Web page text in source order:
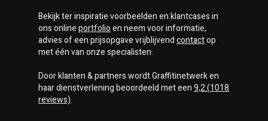
Bekijk ter inspiratie voorbeelden en klantcases in
ons onlineportfolioen neem voor informatie,
advies of een prijsopgave vrijblijvendcontactop
met één van onze specialisten.
Door klanten & partners wordtGraffitinetwerken
haar dienstverlening beoordeeld met een9,2(1018
reviews).